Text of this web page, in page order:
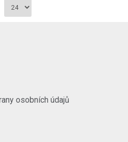
osobních údajů